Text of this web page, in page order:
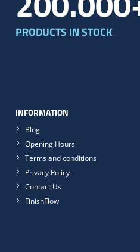
PRODUCTS IN STOCK
INFORMATION
Blog
Opening Hours
Terms and conditions
Privacy Policy
Contact Us
FinishFlow